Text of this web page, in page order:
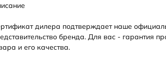
дилера подтверждает наше
бренда. Для вас - гарантия
и его качества.